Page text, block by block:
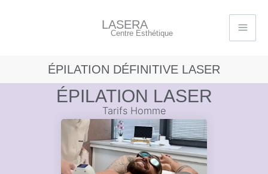
LASERA
Centre Esthétique
ÉPILATION DÉFINITIVE LASER
ÉPILATION LASER
Tarifs Homme